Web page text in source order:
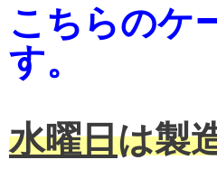
こちらのケ
す。
水曜日は製